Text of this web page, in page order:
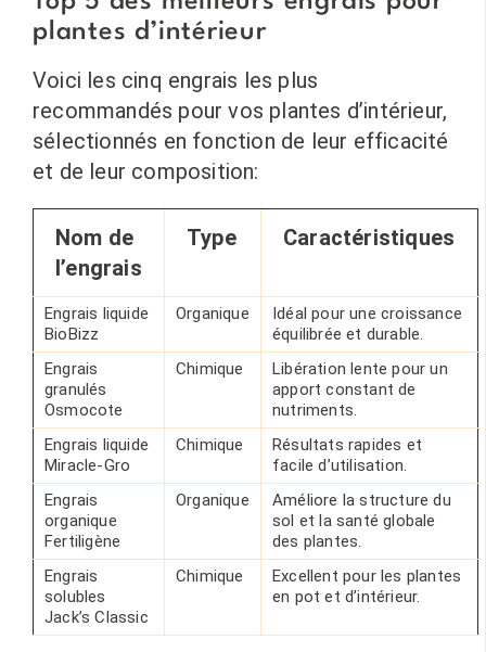
plantes d’intérieur
Voici les cinq engrais les plus
recommandés pour vos plantes d’intérieur,
sélectionnés en fonction de leur efficacité
et de leur composition:
Nom de
l’engrais
Type Caractéristiques
Engrais liquide
BioBizz
Organique
Idéal pour une croissance
équilibrée et durable.
Engrais
granulés
Osmocote
Chimique
Libération lente pour un
apport constant de
nutriments.
Engrais liquide
Miracle-Gro
Chimique
Résultats rapides et
facile d’utilisation.
Engrais
organique
Fertiligène
Organique
Améliore la structure du
sol et la santé globale
des plantes.
Engrais
solubles
Jack’s Classic
Chimique
Excellent pour les plantes
en pot et d’intérieur.